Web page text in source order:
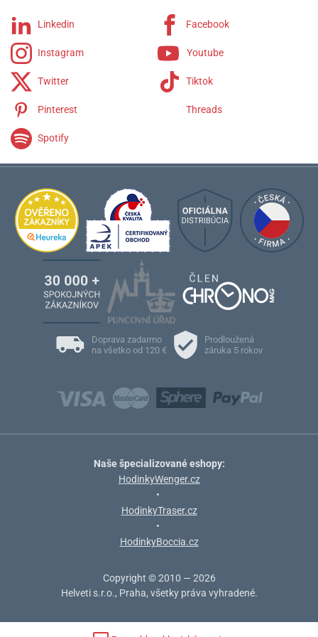
Linkedin Facebook
Instagram Youtube
Twitter Tiktok
Pinterest Threads
Spotify
Doprava zadarmo
na všetko od 120 €
Prodloužená
záruka 5 rokov
Naše špecializované eshopy:
HodinkyWenger.cz
•
HodinkyTraser.cz
•
HodinkyBoccia.cz
Copyright © 2010 — 2026
Helveti s.r.o., Praha, všetky práva vyhradené.